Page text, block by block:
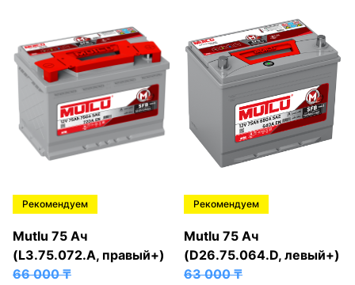
Рекомендуем
Mutlu 75 Ач
(L3.75.072.A, правый+)
66 000₸
Рекомендуем
Mutlu 75 Ач
(D26.75.064.D, левый+)
63 000₸